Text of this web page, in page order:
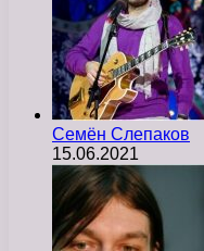
Семён Слепаков
15.06.2021